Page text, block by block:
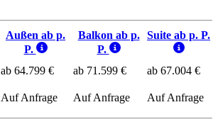
Außen ab p.
P.
Balkon ab p.
P.
Suite ab p. P.
ab 64.799 € ab 71.599 € ab 67.004 €
Auf Anfrage Auf Anfrage Auf Anfrage